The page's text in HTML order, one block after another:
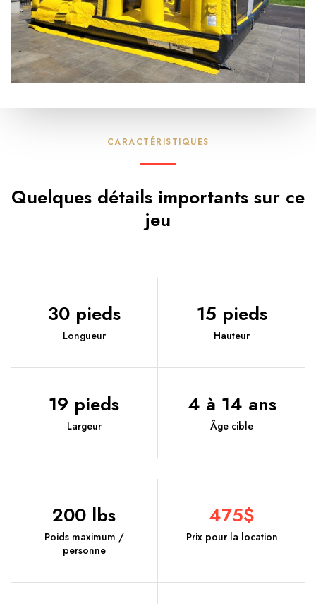
CARACTÉRISTIQUES
Quelques détails importants sur ce
jeu
30 pieds
Longueur
15 pieds
Hauteur
19 pieds
Largeur
4 à 14 ans
Âge cible
200 lbs
Poids maximum /
personne
475$
Prix pour la location